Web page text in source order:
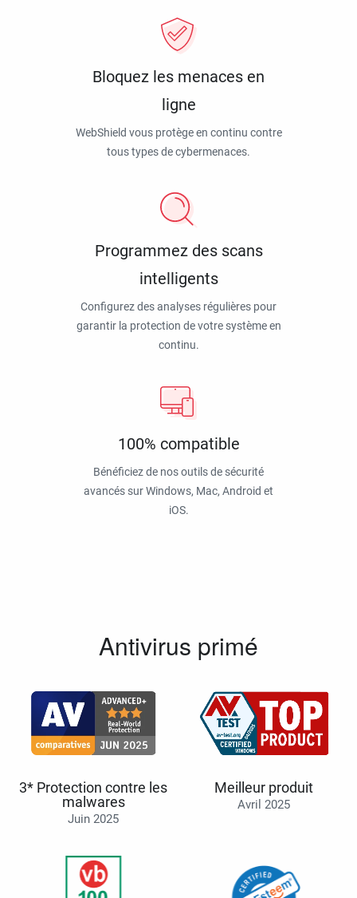
Bloquez les menaces en
ligne
WebShield vous protège en continu contre
tous types de cybermenaces.
Programmez des scans
intelligents
Configurez des analyses régulières pour
garantir la protection de votre système en
continu.
100% compatible
Bénéficiez de nos outils de sécurité
avancés sur Windows, Mac, Android et
iOS.
Antivirus primé
3* Protection contre les
malwares
Juin 2025
Meilleur produit
Avril 2025